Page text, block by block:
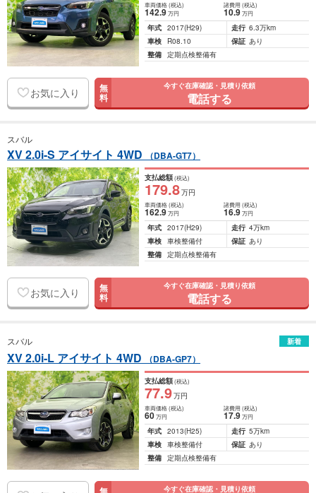
車両価格(税込)
142.9万円
諸費用 (税込)
10.9 万円
年式 2017(H29) 走行 6.3万km
車検
R08.10 保証 あり
整備 定期点検整備有
お気に入り 無
料
今すぐ在庫確認・見積り依頼
電話する
スバル
XV 2.0i-S アイサイト 4WD （DBA-GT7）
支払総額(税込)
179.8万円
車両価格(税込)
162.9万円
諸費用 (税込)
16.9 万円
年式 2017(H29) 走行 4万km
車検 車検整備付 保証 あり
整備 定期点検整備有
お気に入り 無
料
今すぐ在庫確認・見積り依頼
電話する
スバル 新着
XV 2.0i-L アイサイト 4WD （DBA-GP7）
支払総額(税込)
77.9万円
車両価格(税込)
60万円
諸費用 (税込)
17.9 万円
年式 2013(H25) 走行 5万km
車検 車検整備付 保証 あり
整備 定期点検整備有
今すぐ在庫確認・見積り依頼